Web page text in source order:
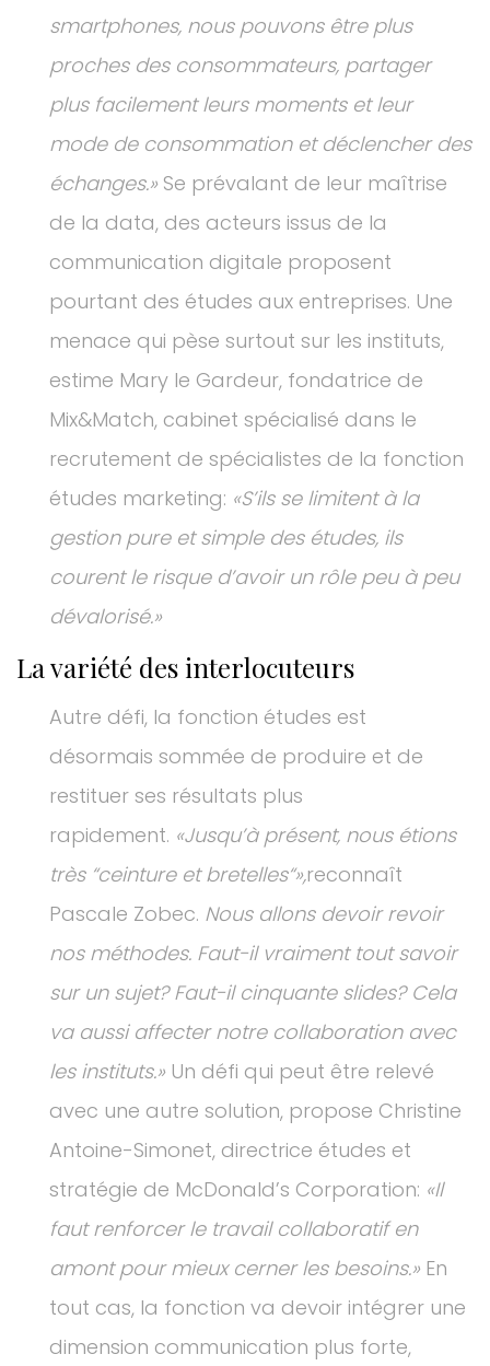
smartphones, nous pouvons être plus
proches des consommateurs, partager
plus facilement leurs moments et leur
mode de consommation et déclencher des
échanges.» Se prévalant de leur maîtrise
de la data, des acteurs issus de la
communication digitale proposent
pourtant des études aux entreprises. Une
menace qui pèse surtout sur les instituts,
estime Mary le Gardeur, fondatrice de
Mix&Match, cabinet spécialisé dans le
recrutement de spécialistes de la fonction
études marketing: «S’ils se limitent à la
gestion pure et simple des études, ils
courent le risque d’avoir un rôle peu à peu
dévalorisé.»
La variété des interlocuteurs
Autre défi, la fonction études est
désormais sommée de produire et de
restituer ses résultats plus
rapidement. «Jusqu’à présent, nous étions
très “ceinture et bretelles“»,reconnaît
Pascale Zobec. Nous allons devoir revoir
nos méthodes. Faut-il vraiment tout savoir
sur un sujet? Faut-il cinquante slides? Cela
va aussi affecter notre collaboration avec
les instituts.» Un défi qui peut être relevé
avec une autre solution, propose Christine
Antoine-Simonet, directrice études et
stratégie de McDonald’s Corporation: «Il
faut renforcer le travail collaboratif en
amont pour mieux cerner les besoins.» En
tout cas, la fonction va devoir intégrer une
dimension communication plus forte,